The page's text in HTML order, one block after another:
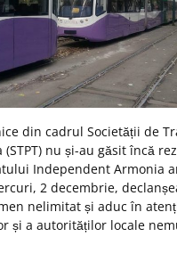
din cadrul Societății de
nu și-au găsit încă
Independent Armonia
2 decembrie,
nelimitat și aduc în
și a autorităților locale